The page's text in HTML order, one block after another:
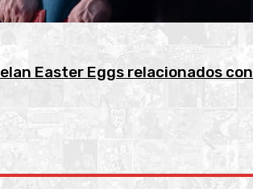
Easter Eggs relacionados con